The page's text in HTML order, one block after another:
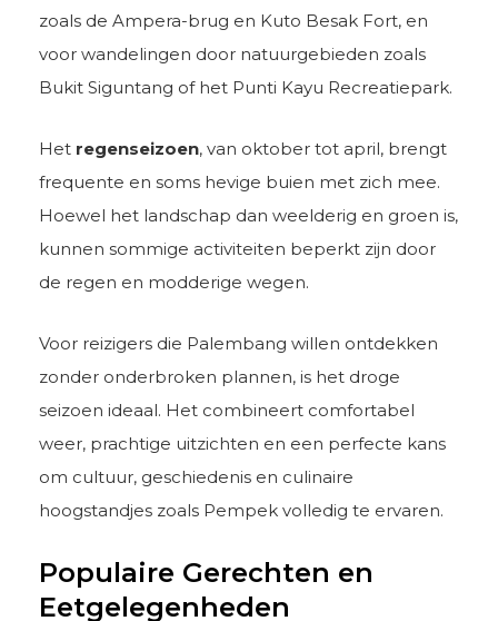
zoals de Ampera-brug en Kuto Besak Fort, en
voor wandelingen door natuurgebieden zoals
Bukit Siguntang of het Punti Kayu Recreatiepark.
Het regenseizoen, van oktober tot april, brengt
frequente en soms hevige buien met zich mee.
Hoewel het landschap dan weelderig en groen is,
kunnen sommige activiteiten beperkt zijn door
de regen en modderige wegen.
Voor reizigers die Palembang willen ontdekken
zonder onderbroken plannen, is het droge
seizoen ideaal. Het combineert comfortabel
weer, prachtige uitzichten en een perfecte kans
om cultuur, geschiedenis en culinaire
hoogstandjes zoals Pempek volledig te ervaren.
Populaire Gerechten en
Eetgelegenheden